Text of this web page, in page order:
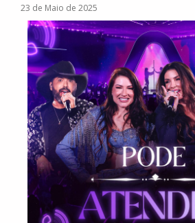
23 de Maio de 2025